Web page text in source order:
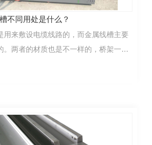
不同用处是什么？
用来敷设电缆线路的，而金属线槽主要
。两者的材质也是不一样的，桥架一般
板加工而成，通俗点来说，冷轧板是热